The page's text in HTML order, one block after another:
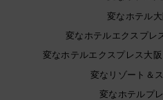
変なホテル
変なホテルエクスプレ
変なホテルエクスプレス大
変なリゾート＆
変なホテルプ